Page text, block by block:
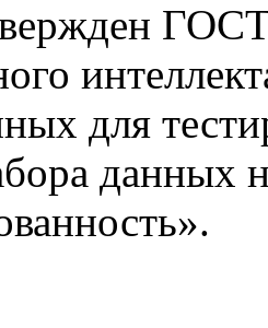
для
данных